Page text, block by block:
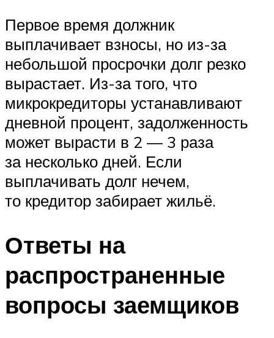
Первое время должник
выплачивает взносы, но из-за
небольшой просрочки долг резко
вырастает. Из-за того, что
микрокредиторы устанавливают
дневной процент, задолженность
может вырасти в 2 — 3 раза
за несколько дней. Если
выплачивать долг нечем,
то кредитор забирает жильё.
Ответы на
распространенные
вопросы заемщиков